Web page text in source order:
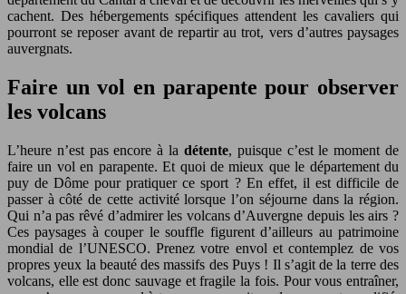
cachent. Des hébergements spécifiques attendent les cavaliers qui
pourront se reposer avant de repartir au trot, vers d’autres paysages
auvergnats.
Faire un vol en parapente pour observer
les volcans
L’heure n’est pas encore à la détente, puisque c’est le moment de
faire un vol en parapente. Et quoi de mieux que le département du
puy de Dôme pour pratiquer ce sport ? En effet, il est difficile de
passer à côté de cette activité lorsque l’on séjourne dans la région.
Qui n’a pas rêvé d’admirer les volcans d’Auvergne depuis les airs ?
Ces paysages à couper le souffle figurent d’ailleurs au patrimoine
mondial de l’UNESCO. Prenez votre envol et contemplez de vos
propres yeux la beauté des massifs des Puys ! Il s’agit de la terre des
volcans, elle est donc sauvage et fragile la fois. Pour vous entraîner,